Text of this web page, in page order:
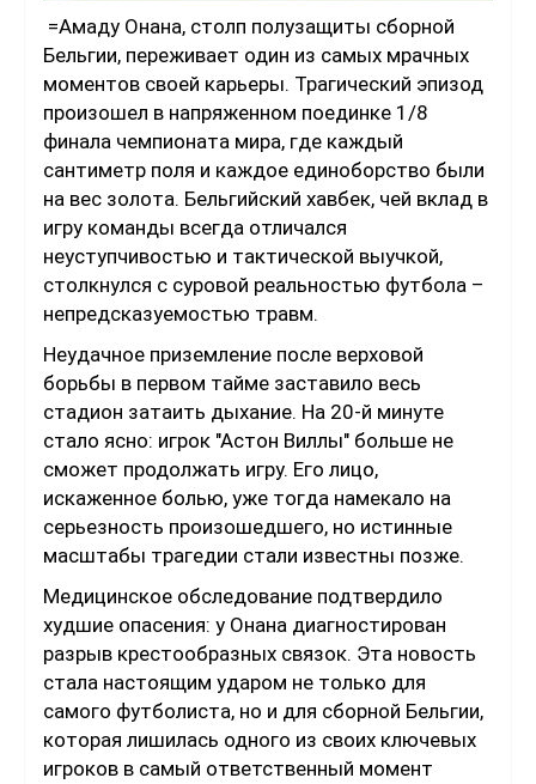
=Амаду Онана, столп полузащиты сборной
Бельгии, переживает один из самых мрачных
моментов своей карьеры. Трагический эпизод
произошел в напряженном поединке 1/8
финала чемпионата мира, где каждый
сантиметр поля и каждое единоборство были
на вес золота. Бельгийский хавбек, чей вклад в
игру команды всегда отличался
неуступчивостью и тактической выучкой,
столкнулся с суровой реальностью футбола –
непредсказуемостью травм.
Неудачное приземление после верховой
борьбы в первом тайме заставило весь
стадион затаить дыхание. На 20-й минуте
стало ясно: игрок "Астон Виллы" больше не
сможет продолжать игру. Его лицо,
искаженное болью, уже тогда намекало на
серьезность произошедшего, но истинные
масштабы трагедии стали известны позже.
Медицинское обследование подтвердило
худшие опасения: у Онана диагностирован
разрыв крестообразных связок. Эта новость
стала настоящим ударом не только для
самого футболиста, но и для сборной Бельгии,
которая лишилась одного из своих ключевых
игроков в самый ответственный момент